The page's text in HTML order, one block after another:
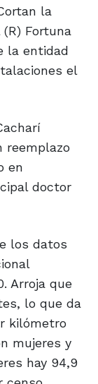
la
Fortuna
la entidad
el
reemplazo
en
doctor
los datos
Arroja que
lo que da
kilómetro
mujeres y
hay 94,9